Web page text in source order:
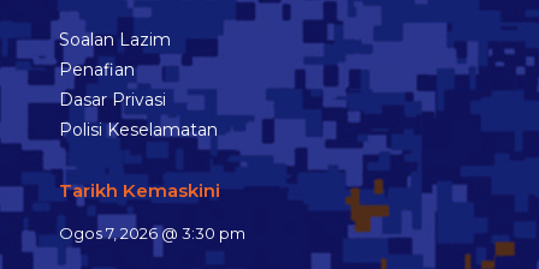
Soalan Lazim
Penafian
Dasar Privasi
Polisi Keselamatan
Tarikh Kemaskini
Ogos 7, 2026 @ 3:30 pm